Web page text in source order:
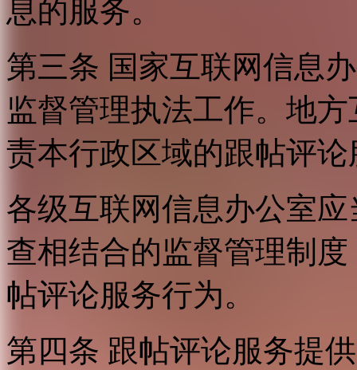
息的服务。
第三条 国家互联网信息
监督管理执法工作。地
责本行政区域的跟帖评
各级互联网信息办公室
查相结合的监督管理制
帖评论服务行为。
第四条 跟帖评论服务提